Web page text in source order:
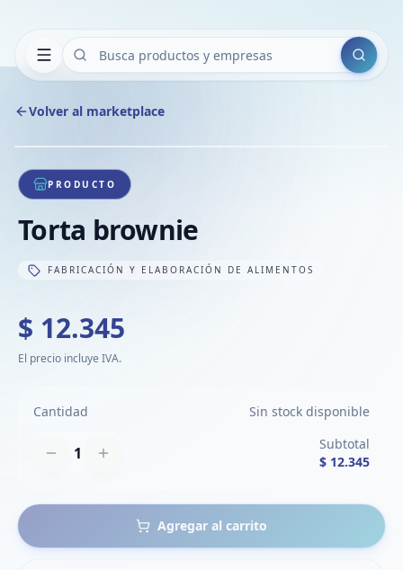
Buscar
Volver al marketplace
1/1
PRODUCTO
Torta brownie
FABRICACIÓN Y ELABORACIÓN DE ALIMENTOS
$ 12.345
El precio incluye IVA.
Cantidad Sin stock disponible
1
Subtotal
$ 12.345
Agregar al carrito